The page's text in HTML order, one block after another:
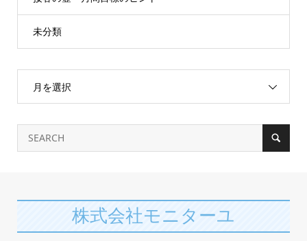
未分類
月を選択
株式会社モニターユ